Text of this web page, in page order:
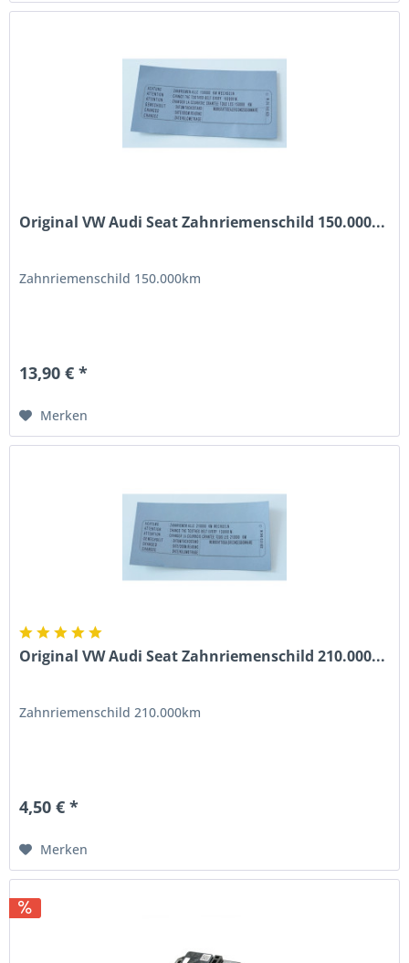
Original VW Audi Seat Zahnriemenschild 150.000...
Zahnriemenschild 150.000km
13,90 € *
Merken
Original VW Audi Seat Zahnriemenschild 210.000...
Zahnriemenschild 210.000km
4,50 € *
Merken